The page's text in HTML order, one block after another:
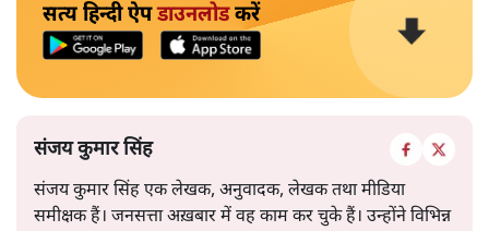
सत्य हिन्दी ऐपडाउनलोडकरें
संजय कुमार सिंह
संजय कुमार सिंह एक लेखक, अनुवादक, लेखक तथा मीडिया
समीक्षक हैं। जनसत्ता अख़बार में वह काम कर चुके हैं। उन्होंने विभिन्न